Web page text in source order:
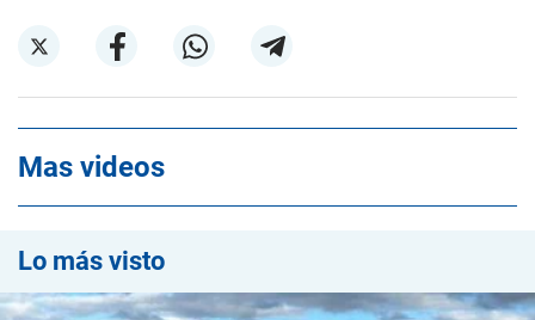
Mas videos
Lo más visto